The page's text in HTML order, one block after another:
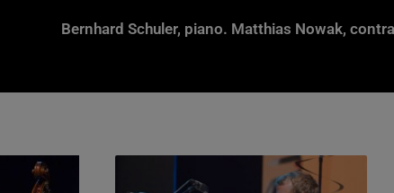
Bernhard Schuler, piano. Matthias Nowak,